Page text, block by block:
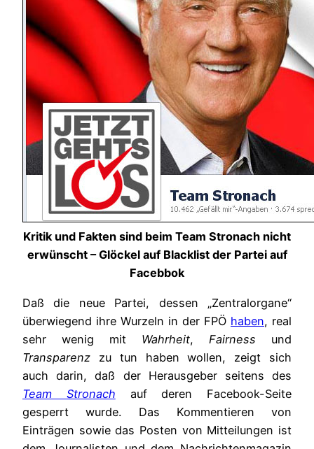
Kritik und Fakten sind beim Team Stronach nicht
erwünscht – Glöckel auf Blacklist der Partei auf
Facebbok
Daß die neue Partei, dessen „Zentralorgane“
überwiegend ihre Wurzeln in der FPÖ haben, real
sehr wenig mit Wahrheit, Fairness und
Transparenz zu tun haben wollen, zeigt sich
auch darin, daß der Herausgeber seitens des
Team Stronach auf deren Facebook-Seite
gesperrt wurde. Das Kommentieren von
Einträgen sowie das Posten von Mitteilungen ist